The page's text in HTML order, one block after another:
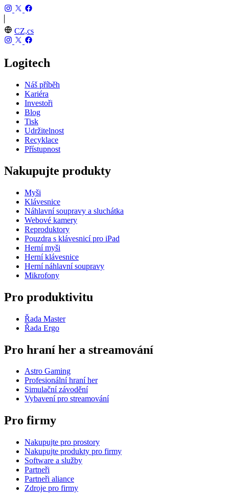
CZ,cs
Logitech
Náš příběh
Kariéra
Investoři
Blog
Tisk
Udržitelnost
Recyklace
Přístupnost
Nakupujte produkty
Myši
Klávesnice
Náhlavní soupravy a sluchátka
Webové kamery
Reproduktory
Pouzdra s klávesnicí pro iPad
Herní myši
Herní klávesnice
Herní náhlavní soupravy
Mikrofony
Pro produktivitu
Řada Master
Řada Ergo
Pro hraní her a streamování
Astro Gaming
Profesionální hraní her
Simulační závodění
Vybavení pro streamování
Pro firmy
Nakupujte pro prostory
Nakupujte produkty pro firmy
Software a služby
Partneři
Partneři aliance
Zdroje pro firmy